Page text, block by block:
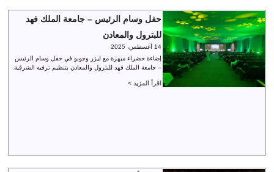
حفل وسام الرئيس – جامعة الملك فهد
للبترول والمعادن
14 أغسطس، 2025
إضاءة خضراء مبهرة مع ليزر وجوبو في حفل وسام الرئيس
– جامعة الملك فهد للبترول والمعادن بتنظيم ترفيه الشرقية.
اقرأ المزيد >